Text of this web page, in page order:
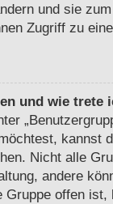
und sie
Zugriff zu
und wie trete
kannst
Nicht alle
andere
offen